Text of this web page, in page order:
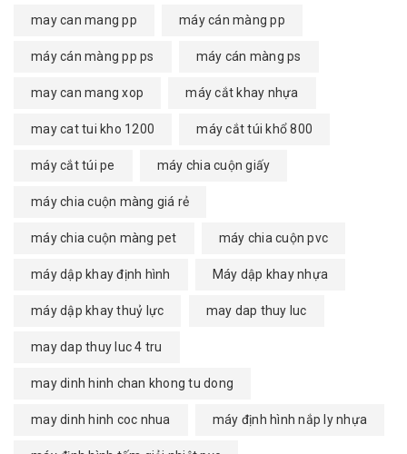
may can mang pp máy cán màng pp
máy cán màng pp ps máy cán màng ps
may can mang xop máy cắt khay nhựa
may cat tui kho 1200 máy cắt túi khổ 800
máy cắt túi pe máy chia cuộn giấy
máy chia cuộn màng giá rẻ
máy chia cuộn màng pet máy chia cuộn pvc
máy dập khay định hình Máy dập khay nhựa
máy dập khay thuỷ lực may dap thuy luc
may dap thuy luc 4 tru
may dinh hinh chan khong tu dong
may dinh hinh coc nhua máy định hình nắp ly nhựa